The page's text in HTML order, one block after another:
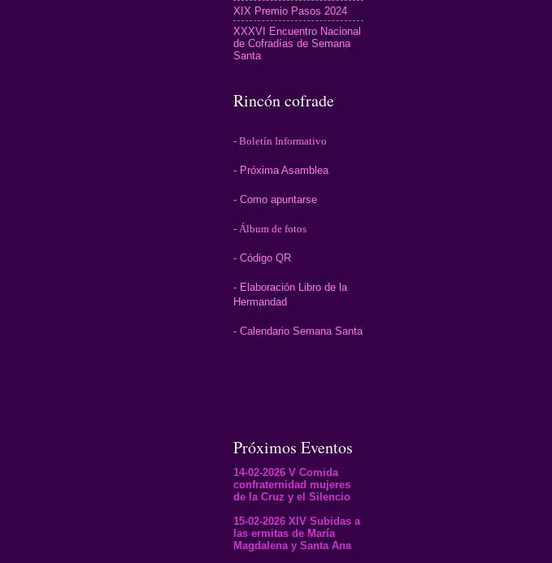
XIX Premio Pasos 2024
XXXVI Encuentro Nacional
de Cofradías de Semana
Santa
Rincón cofrade
- Boletín Informativo
- Próxima Asamblea
- Como apuntarse
- Álbum de fotos
- Código QR
- Elaboración Libro de la
Hermandad
- Calendario Semana Santa
Próximos Eventos
14-02-2026 V Comida
confraternidad mujeres
de la Cruz y el Silencio
15-02-2026 XIV Subidas a
las ermitas de María
Magdalena y Santa Ana